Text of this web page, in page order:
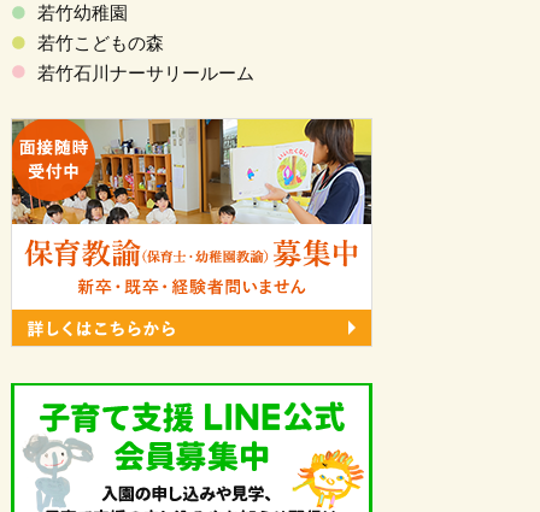
若竹幼稚園
若竹こどもの森
若竹石川ナーサリールーム